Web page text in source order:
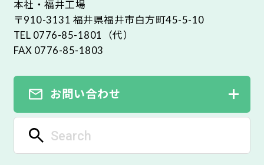
本社・福井工場
〒910-3131 福井県福井市白方町45-5-10
TEL 0776-85-1801（代）
FAX 0776-85-1803
お問い合わせ